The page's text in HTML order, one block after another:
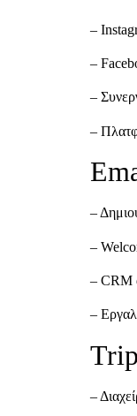
–
–
–
–
–
–
– CRM
–
–